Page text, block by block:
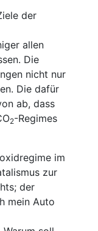
der
allen
Die
nicht nur
Die dafür
ab, dass
2-Regimes
im
zur
der
mein Auto